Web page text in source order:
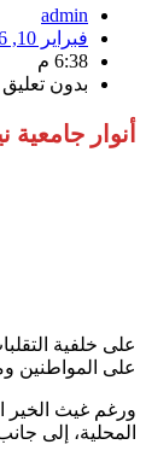
admin
فبراير 10, 2026
6:38 م
بدون تعليق
أنوار
على خلفية
على المواطنين
ورغم غيث الخير
المحلية، إلى